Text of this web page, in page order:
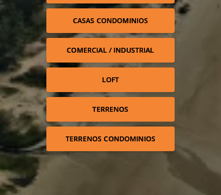
CASAS CONDOMINIOS
COMERCIAL / INDUSTRIAL
LOFT
TERRENOS
TERRENOS CONDOMINIOS